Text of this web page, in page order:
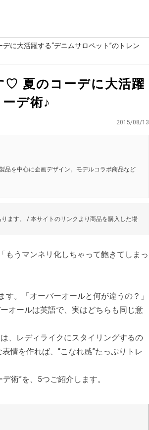
に大活躍する“デニムサロペット”のトレン
♡ 夏のコーデに大活躍
デ術♪
2015/08/13
品を中心に企画デザイン。モデルコラボ商品など
ます。 / 本サイトのリンクより商品を購入した場
もうマンネリ化しちゃって飽きてしまっ
。「オーバーオールと何が違うの？」
オールは英語で、実はどちらも同じ意
、レディライクにスタイリングするの
情を作れば、“こなれ感”たっぷりトレ
術”を、5つご紹介します。